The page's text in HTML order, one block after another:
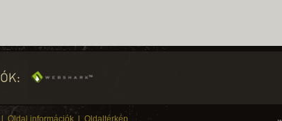
Oldal információk Oldaltérkép